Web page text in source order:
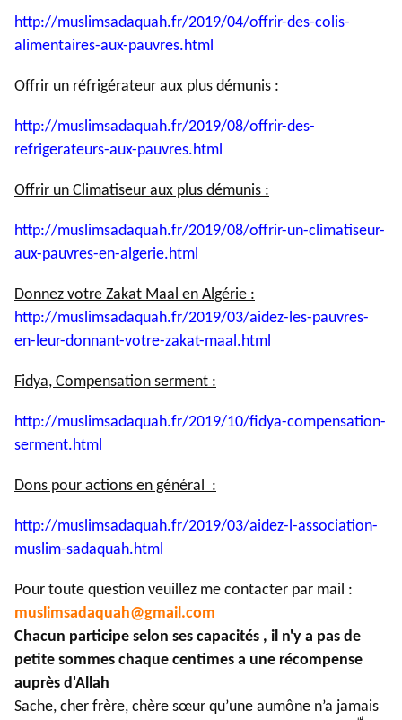
http://muslimsadaquah.fr/2019/04/offrir-des-colis-
alimentaires-aux-pauvres.html
Offrir un réfrigérateur aux plus démunis :
http://muslimsadaquah.fr/2019/08/offrir-des-
refrigerateurs-aux-pauvres.html
Offrir un Climatiseur aux plus démunis :
http://muslimsadaquah.fr/2019/08/offrir-un-climatiseur-
aux-pauvres-en-algerie.html
Donnez votre Zakat Maal en Algérie :
http://muslimsadaquah.fr/2019/03/aidez-les-pauvres-
en-leur-donnant-votre-zakat-maal.html
Fidya, Compensation serment :
http://muslimsadaquah.fr/2019/10/fidya-compensation-
serment.html
Dons pour actions en général :
http://muslimsadaquah.fr/2019/03/aidez-l-association-
muslim-sadaquah.html
Pour toute question veuillez me contacter par mail :
muslimsadaquah@gmail.com
Chacun participe selon ses capacités , il n'y a pas de
petite sommes chaque centimes a une récompense
auprès d'Allah
Sache, cher frère, chère sœur qu’une aumône n’a jamais